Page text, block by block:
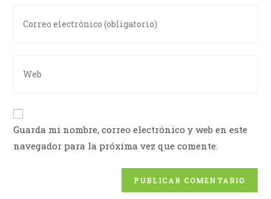
Guarda mi nombre, correo electrónico y web en este
navegador para la próxima vez que comente.